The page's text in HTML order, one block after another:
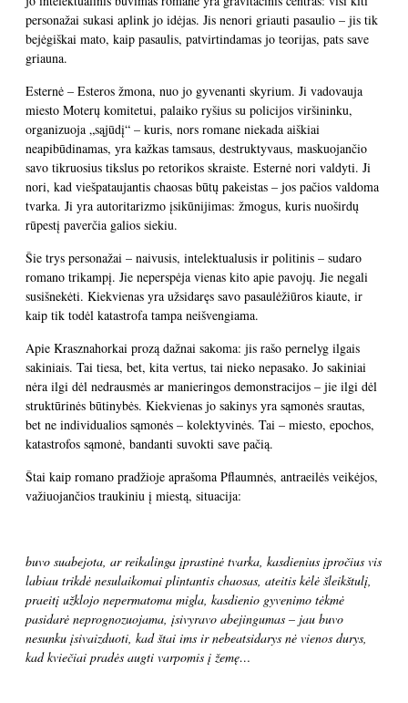
personažai sukasi aplink jo idėjas. Jis nenori griauti pasaulio – jis tik
bejėgiškai mato, kaip pasaulis, patvirtindamas jo teorijas, pats save
griauna.
Esternė – Esteros žmona, nuo jo gyvenanti skyrium. Ji vadovauja
miesto Moterų komitetui, palaiko ryšius su policijos viršininku,
organizuoja „sąjūdį“ – kuris, nors romane niekada aiškiai
neapibūdinamas, yra kažkas tamsaus, destruktyvaus, maskuojančio
savo tikruosius tikslus po retorikos skraiste. Esternė nori valdyti. Ji
nori, kad viešpataujantis chaosas būtų pakeistas – jos pačios valdoma
tvarka. Ji yra autoritarizmo įsikūnijimas: žmogus, kuris nuoširdų
rūpestį paverčia galios siekiu.
Šie trys personažai – naivusis, intelektualusis ir politinis – sudaro
romano trikampį. Jie neperspėja vienas kito apie pavojų. Jie negali
susišnekėti. Kiekvienas yra užsidaręs savo pasaulėžiūros kiaute, ir
kaip tik todėl katastrofa tampa neišvengiama.
Apie Krasznahorkai prozą dažnai sakoma: jis rašo pernelyg ilgais
sakiniais. Tai tiesa, bet, kita vertus, tai nieko nepasako. Jo sakiniai
nėra ilgi dėl nedrausmės ar manieringos demonstracijos – jie ilgi dėl
struktūrinės būtinybės. Kiekvienas jo sakinys yra sąmonės srautas,
bet ne individualios sąmonės – kolektyvinės. Tai – miesto, epochos,
katastrofos sąmonė, bandanti suvokti save pačią.
Štai kaip romano pradžioje aprašoma Pflaumnės, antraeilės veikėjos,
važiuojančios traukiniu į miestą, situacija:
buvo suabejota, ar reikalinga įprastinė tvarka, kasdienius įpročius vis
labiau trikdė nesulaikomai plintantis chaosas, ateitis kėlė šleikštulį,
praeitį užklojo nepermatoma migla, kasdienio gyvenimo tėkmė
pasidarė neprognozuojama, įsivyravo abejingumas – jau buvo
nesunku įsivaizduoti, kad štai ims ir nebeatsidarys nė vienos durys,
kad kviečiai pradės augti varpomis į žemę…